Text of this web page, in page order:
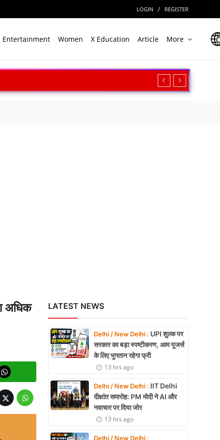
LOGIN / REGISTER
Entertainment Women X Education Article More
अधिक LATEST NEWS
Delhi / New Delhi : UPI शुल्क पर
सरकार का बड़ा स्पष्टीकरण, आम यूजर्स
के लिए भुगतान रहेगा फ्री
13 hrs ago
Delhi / New Delhi : IIT Delhi
दीक्षांत समारोह: PM मोदी ने AI और
नवाचार पर दिया जोर
13 hrs ago
Delhi / New Delhi :